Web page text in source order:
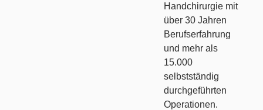
Handchirurgie mit
über 30 Jahren
Berufserfahrung
und mehr als
15.000
selbstständig
durchgeführten
Operationen.